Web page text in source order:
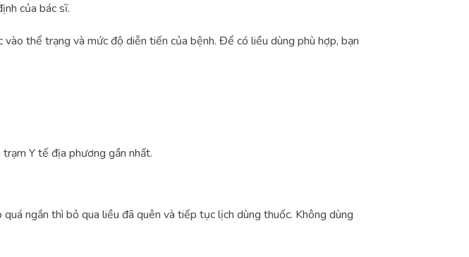
của bác sĩ.
thể trạng và mức độ diễn tiến của bệnh. Để có liều dùng phù hợp, bạn
Y tế địa phương gần nhất.
ngắn thì bỏ qua liều đã quên và tiếp tục lịch dùng thuốc. Không dùng